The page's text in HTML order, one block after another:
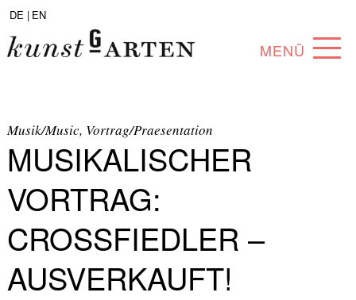
DE | EN
MENÜ
ABOUT
SAMMLUNG
KÜNSTLER*INNEN
PARTNER*INNEN
ANGEBOTE
Musik/Music, Vortrag/Praesentation
MUSIKALISCHER
VORTRAG:
CROSSFIEDLER –
AUSVERKAUFT!